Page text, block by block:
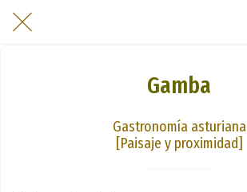
Gamba
Gastronomía asturiana
[Paisaje y proximidad]